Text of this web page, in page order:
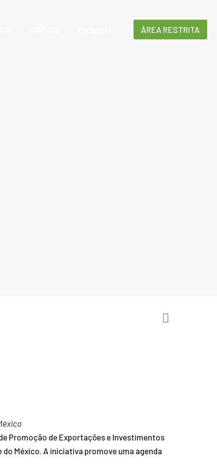
ÁREA RESTRITA
Promoção de Exportações e Investimentos
do México. A iniciativa promove uma agenda